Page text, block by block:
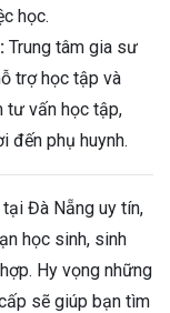
học.
Trung tâm gia sư
trợ học tập và
tư vấn học tập,
đến phụ huynh.
Đà Nẵng uy tín,
học sinh, sinh
Hy vọng những
sẽ giúp bạn tìm